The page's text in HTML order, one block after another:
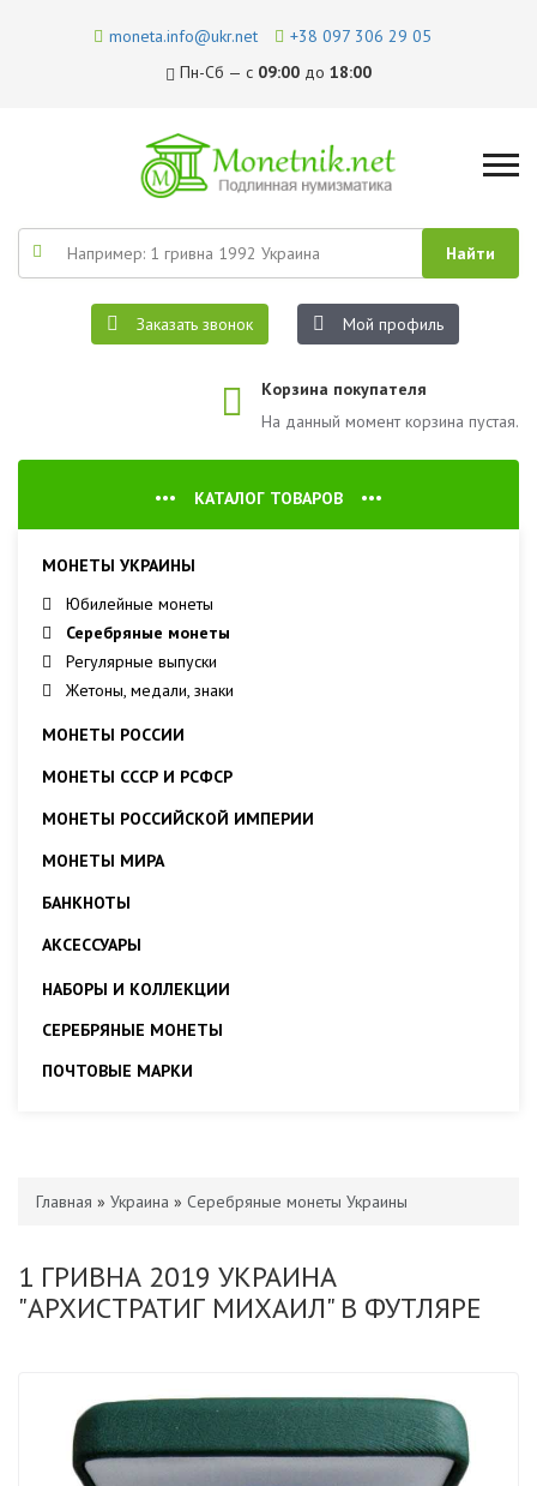
moneta.info@ukr.net
+38 097 306 29 05
Пн-Сб — с 09:00 до 18:00
Заказать звонок Мой профиль
Корзина покупателя
На данный момент корзина пустая.
КАТАЛОГ ТОВАРОВ
МОНЕТЫ УКРАИНЫ
Юбилейные монеты
Серебряные монеты
Регулярные выпуски
Жетоны, медали, знаки
МОНЕТЫ РОССИИ
МОНЕТЫ СССР И РСФСР
МОНЕТЫ РОССИЙСКОЙ ИМПЕРИИ
МОНЕТЫ МИРА
БАНКНОТЫ
АКСЕССУАРЫ
НАБОРЫ И КОЛЛЕКЦИИ
СЕРЕБРЯНЫЕ МОНЕТЫ
ПОЧТОВЫЕ МАРКИ
Главная » Украина » Серебряные монеты Украины
1 ГРИВНА 2019 УКРАИНА
"АРХИСТРАТИГ МИХАИЛ" В ФУТЛЯРЕ